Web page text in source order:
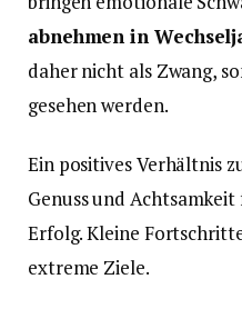
abnehmen in
daher nicht als Zwang,
gesehen werden.
Ein positives Verhältnis
Genuss und
Erfolg. Kleine
extreme Ziele.